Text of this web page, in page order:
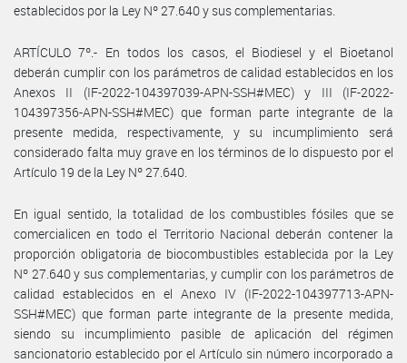
establecidos por la Ley Nº 27.640 y sus complementarias.
ARTÍCULO 7º.- En todos los casos, el Biodiesel y el Bioetanol
deberán cumplir con los parámetros de calidad establecidos en los
Anexos II (IF-2022-104397039-APN-SSH#MEC) y III (IF-2022-
104397356-APN-SSH#MEC) que forman parte integrante de la
presente medida, respectivamente, y su incumplimiento será
considerado falta muy grave en los términos de lo dispuesto por el
Artículo 19 de la Ley Nº 27.640.
En igual sentido, la totalidad de los combustibles fósiles que se
comercialicen en todo el Territorio Nacional deberán contener la
proporción obligatoria de biocombustibles establecida por la Ley
Nº 27.640 y sus complementarias, y cumplir con los parámetros de
calidad establecidos en el Anexo IV (IF-2022-104397713-APN-
SSH#MEC) que forman parte integrante de la presente medida,
siendo su incumplimiento pasible de aplicación del régimen
sancionatorio establecido por el Artículo sin número incorporado a